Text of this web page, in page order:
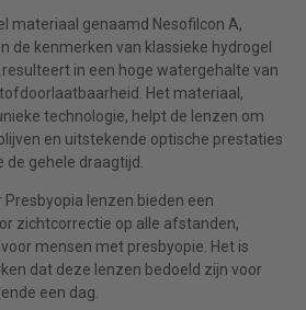
materiaal genaamd Nesofilcon A,
de kenmerken van klassieke hydrogel
resulteert in een hoge watergehalte van
Het materiaal,
technologie, helpt de lenzen om
en uitstekende optische prestaties
de gehele draagtijd.
Presbyopia lenzen bieden een
zichtcorrectie op alle afstanden,
mensen met presbyopie. Het is
dat deze lenzen bedoeld zijn voor
een dag.